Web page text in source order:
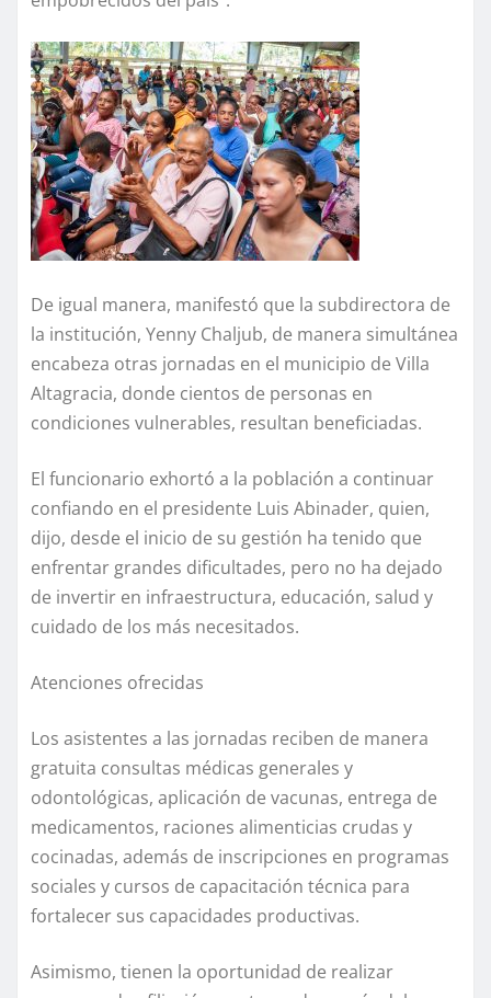
De igual manera, manifestó que la subdirectora de
la institución, Yenny Chaljub, de manera simultánea
encabeza otras jornadas en el municipio de Villa
Altagracia, donde cientos de personas en
condiciones vulnerables, resultan beneficiadas.
El funcionario exhortó a la población a continuar
confiando en el presidente Luis Abinader, quien,
dijo, desde el inicio de su gestión ha tenido que
enfrentar grandes dificultades, pero no ha dejado
de invertir en infraestructura, educación, salud y
cuidado de los más necesitados.
Atenciones ofrecidas
Los asistentes a las jornadas reciben de manera
gratuita consultas médicas generales y
odontológicas, aplicación de vacunas, entrega de
medicamentos, raciones alimenticias crudas y
cocinadas, además de inscripciones en programas
sociales y cursos de capacitación técnica para
fortalecer sus capacidades productivas.
Asimismo, tienen la oportunidad de realizar